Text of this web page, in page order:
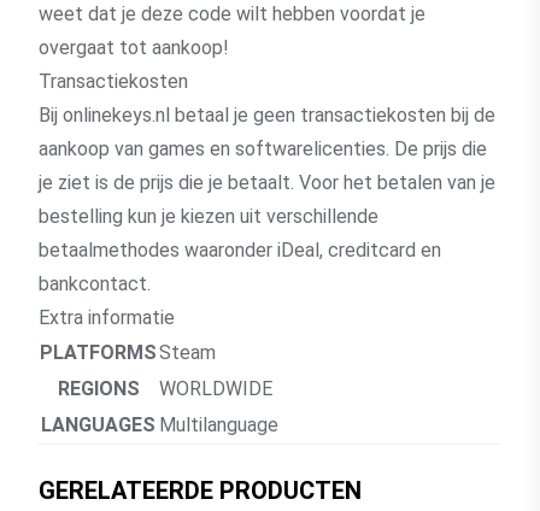
weet dat je deze code wilt hebben voordat je
overgaat tot aankoop!
Transactiekosten
Bij onlinekeys.nl betaal je geen transactiekosten bij de
aankoop van games en softwarelicenties. De prijs die
je ziet is de prijs die je betaalt. Voor het betalen van je
bestelling kun je kiezen uit verschillende
betaalmethodes waaronder iDeal, creditcard en
bankcontact.
Extra informatie
PLATFORMSSteam
REGIONS
WORLDWIDE
LANGUAGES Multilanguage
GERELATEERDE PRODUCTEN